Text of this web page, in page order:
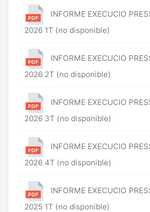
INFORME EXECUCIO
2026 1T (no disponible)
INFORME EXECUCIO
2026 2T (no disponible)
INFORME EXECUCIO
2026 3T (no disponible)
INFORME EXECUCIO
2026 4T (no disponible)
INFORME EXECUCIO
2025 1T (no disponible)